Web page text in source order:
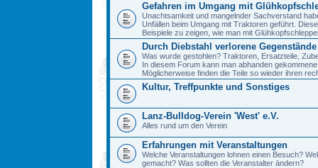
Gefahren im Umgang mit
Unachtsamkeit und mangelnder Sachverstand
Unfällen beim Umgang mit Traktoren geführt.
Beispiele zu zeigen, wie man mit
Durch Diebstahl verlorene Gegenstände
Was wurde gestohlen? Traktoren, Ersatzteile,
In diesem Forum kann man abhanden
Möglicherweise finden die Teile so wieder ihren
Kultur, Treffpunkte und Sonstiges
Lanz-Bulldog-Verein 'West' e.V.
Alles rund um den Verein
Erfahrungen mit Veranstaltungen
Welche Veranstaltungen lohnen einen Besuch?
gemacht? Was sollten die Veranstalter ändern?